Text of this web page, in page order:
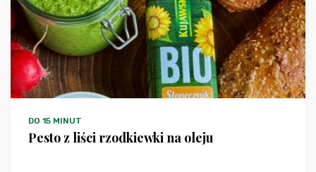
DO 15 MINUT
Pesto z liści rzodkiewki na oleju